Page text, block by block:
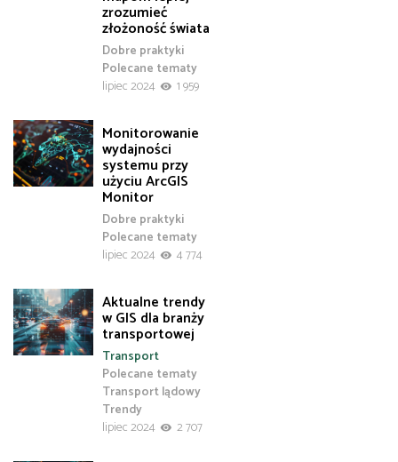
zrozumieć
złożoność świata
Dobre praktyki
Polecane tematy
lipiec 2024
1 959
Monitorowanie
wydajności
systemu przy
użyciu ArcGIS
Monitor
Dobre praktyki
Polecane tematy
lipiec 2024
4 774
Aktualne trendy
w GIS dla branży
transportowej
Polecane tematy
Transport
Transport lądowy
Trendy
lipiec 2024
2 707